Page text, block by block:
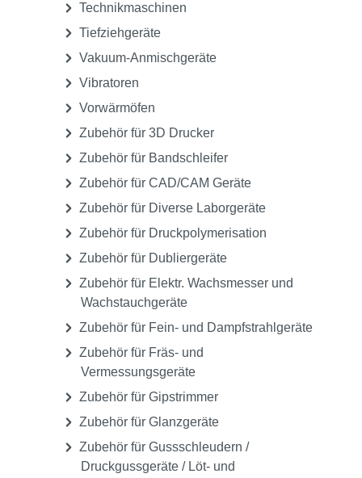
Technikmaschinen
Tiefziehgeräte
Vakuum-Anmischgeräte
Vibratoren
Vorwärmöfen
Zubehör für 3D Drucker
Zubehör für Bandschleifer
Zubehör für CAD/CAM Geräte
Zubehör für Diverse Laborgeräte
Zubehör für Druckpolymerisation
Zubehör für Dubliergeräte
Zubehör für Elektr. Wachsmesser und
Wachstauchgeräte
Zubehör für Fein- und Dampfstrahlgeräte
Zubehör für Fräs- und
Vermessungsgeräte
Zubehör für Gipstrimmer
Zubehör für Glanzgeräte
Zubehör für Gussschleudern /
Druckgussgeräte / Löt- und